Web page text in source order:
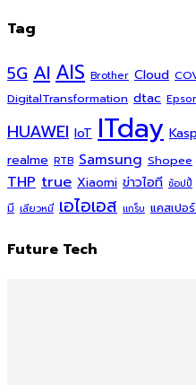
Tag
5G AI AIS Brother Cloud
DigitalTransformation dtac
HUAWEI IoT ITday
realme RTB Samsung Shopee
THP true Xiaomi ข่าวไอที ช้อปปี้
มี เสียวหมี่ เอไอเอส แกร็บ แคสเปอ
Future Tech